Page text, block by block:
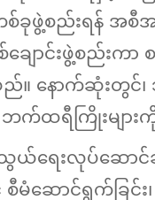
ဖွဲ့စည်းရန် အစီ
ာင်းဖွဲ့စည်းကာ
။ နောက်ဆုံးတွ
ဘက်ထရီကြိုးမျ
ရေးလုပ်ဆောင်ခ
င့် စီမံဆောင်ရွက်ခြ